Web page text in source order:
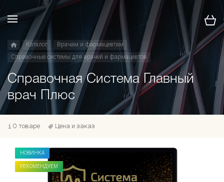
Каталог
Врачам и фармацевтам
Справочные системы для врачей и фармацевтов
Справочная Система Главный
врач Плюс
О товаре Цена и заказ
НОВИНКА
РЕКОМЕНДУЕМ